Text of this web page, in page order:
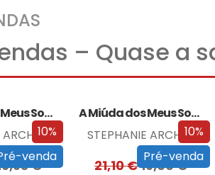
– Quase a
10%
venda
A Miúda dos Meus Sonhos
€
10%
Pré-venda
A Miúda dos Meus Sonhos – Edição…
STEPHANIE ARCHER
21,10€19,00€